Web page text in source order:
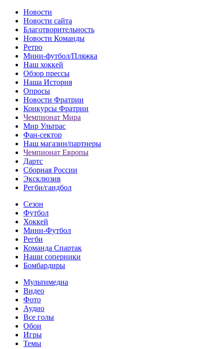
Новости
Новости сайта
Благотворительность
Новости Команды
Ретро
Мини-футбол/Пляжка
Наш хоккей
Обзор прессы
Наша История
Опросы
Новости Фратрии
Конкурсы Фратрии
Чемпионат Мира
Мир Ультрас
Фан-cектор
Наш магазин/партнеры
Чемпионат Европы
Дартс
Сборная России
Эксклюзив
Регби/гандбол
Сезон
Футбол
Хоккей
Мини-Футбол
Регби
Команда Спартак
Наши соперники
Бомбардиры
Мультимедиа
Видео
Фото
Аудио
Все голы
Обои
Игры
Темы